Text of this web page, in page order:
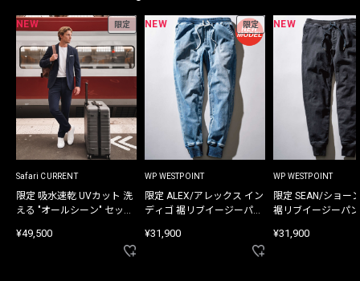
NEW 限定
Safari CURRENT
限定 吸水速乾 UVカット 洗
える "オールシーン" セット
¥49,500
NEW 限定
WP WESTPOINT
限定 ALEX/アレックス イン
ディゴ 裾リブイージーパン
¥31,900
NEW
WP WESTPOINT
限定 SEAN/ショー
裾リブイージーパ
¥31,900